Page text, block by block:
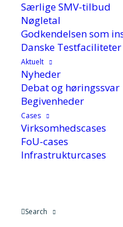
Særlige SMV-tilbud
Nøgletal
Godkendelsen som
Danske Testfaciliteter
Aktuelt
Nyheder
Debat og høringssvar
Begivenheder
Cases
Virksomhedscases
FoU-cases
Infrastrukturcases
Search
30. august 2023
Sørensen, Senior